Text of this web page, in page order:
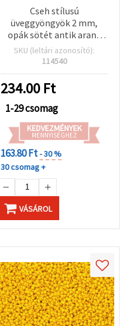
Cseh stílusú
üveggyöngyök 2 mm,
opák sötét antik arany
színű – 15 g (~2050 db)
SKU (leltári azonosító):
114540
234.00 Ft
1-29 csomag
KEDVEZMÉNYEK
MENNYISÉGHEZ
163.80 Ft- 30 %
30 csomag +
VÁSÁROL